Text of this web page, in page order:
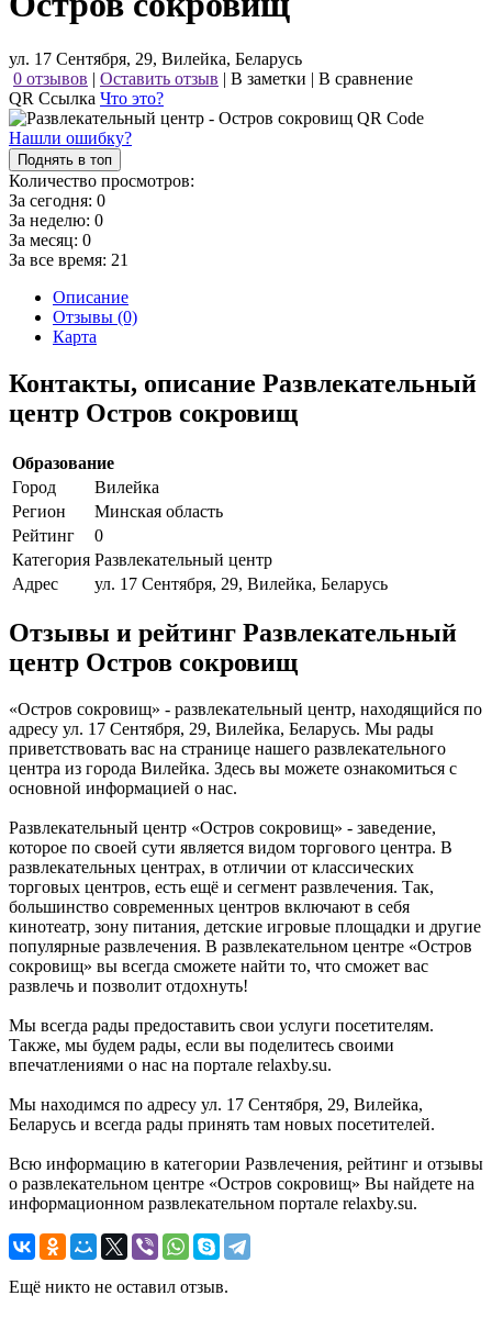
ул. 17 Сентября, 29, Вилейка, Беларусь
0 отзывов | Оставить отзыв | В заметки | В сравнение
QR Ссылка Что это?
Нашли ошибку?
Поднять в топ
Количество просмотров:
За сегодня: 0
За неделю: 0
За месяц: 0
За все время: 21
Описание
Отзывы (0)
Карта
Контакты, описание Развлекательный
центр Остров сокровищ
Образование
Город
Вилейка
Регион
Минская область
Рейтинг
0
Категория Развлекательный центр
Адрес
ул. 17 Сентября, 29, Вилейка, Беларусь
Отзывы и рейтинг Развлекательный
центр Остров сокровищ
«Остров сокровищ» - развлекательный центр, находящийся по
адресу ул. 17 Сентября, 29, Вилейка, Беларусь. Мы рады
приветствовать вас на странице нашего развлекательного
центра из города Вилейка. Здесь вы можете ознакомиться с
основной информацией о нас.
Развлекательный центр «Остров сокровищ» - заведение,
которое по своей сути является видом торгового центра. В
развлекательных центрах, в отличии от классических
торговых центров, есть ещё и сегмент развлечения. Так,
большинство современных центров включают в себя
кинотеатр, зону питания, детские игровые площадки и другие
популярные развлечения. В развлекательном центре «Остров
сокровищ» вы всегда сможете найти то, что сможет вас
развлечь и позволит отдохнуть!
Мы всегда рады предоставить свои услуги посетителям.
Также, мы будем рады, если вы поделитесь своими
впечатлениями о нас на портале relaxby.su.
Мы находимся по адресу ул. 17 Сентября, 29, Вилейка,
Беларусь и всегда рады принять там новых посетителей.
Всю информацию в категории Развлечения, рейтинг и отзывы
о развлекательном центре «Остров сокровищ» Вы найдете на
информационном развлекательном портале relaxby.su.
Ещё никто не оставил отзыв.